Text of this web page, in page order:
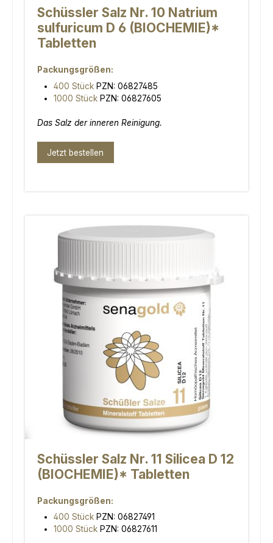
Schüssler Salz Nr. 10 Natrium
sulfuricum D 6 (BIOCHEMIE)*
Tabletten
Packungsgrößen:
400 Stück PZN: 06827485
1000 Stück PZN: 06827605
Das Salz der inneren Reinigung.
Jetzt bestellen
Schüssler Salz Nr. 11 Silicea D 12
(BIOCHEMIE)* Tabletten
Packungsgrößen:
400 Stück PZN: 06827491
1000 Stück PZN: 06827611